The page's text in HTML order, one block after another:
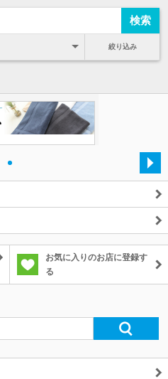
絞り込み
お気に入りのお店に登録す
る